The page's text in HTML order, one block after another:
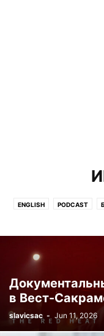
ENGLISH PODCAST
НЕДВИЖИМОСТЬ
РАДИОВЕСТИ
в Вест-
slavicsac - Jun 11, 2026